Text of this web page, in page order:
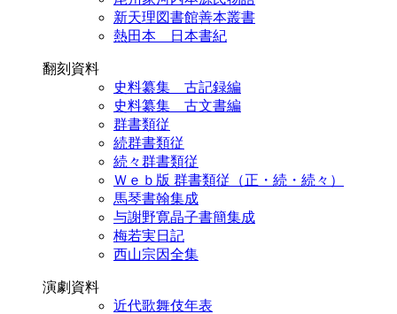
新天理図書館善本叢書
熱田本 日本書紀
翻刻資料
史料纂集 古記録編
史料纂集 古文書編
群書類従
続群書類従
続々群書類従
Ｗｅｂ版 群書類従（正・続・続々）
馬琴書翰集成
与謝野寛晶子書簡集成
梅若実日記
西山宗因全集
演劇資料
近代歌舞伎年表